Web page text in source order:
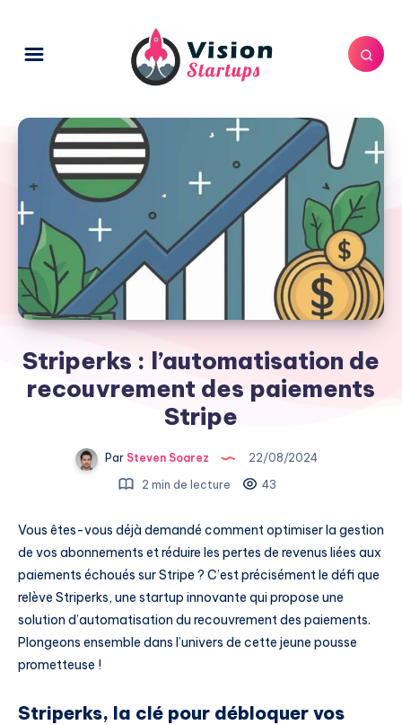
Striperks : l’automatisation de
recouvrement des paiements
Stripe
Par Steven Soarez
22/08/2024
2 min de lecture
43
Vous êtes-vous déjà demandé comment optimiser la gestion
de vos abonnements et réduire les pertes de revenus liées aux
paiements échoués sur Stripe ? C’est précisément le défi que
relève Striperks, une startup innovante qui propose une
solution d’automatisation du recouvrement des paiements.
Plongeons ensemble dans l’univers de cette jeune pousse
prometteuse !
Striperks, la clé pour débloquer vos